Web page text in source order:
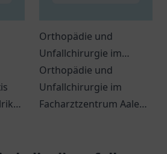
Orthopädie und
Unfallchirurgie im
Facharztzentrum Aalen
Orthopädie und
Unfallchirurgie im
Facharztzentrum Aalen -